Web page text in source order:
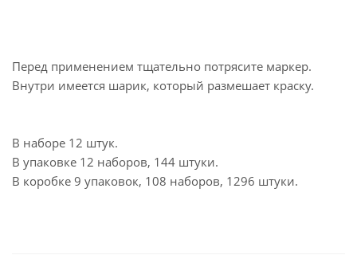
Перед применением тщательно потрясите маркер.
Внутри имеется шарик, который размешает краску.
В наборе 12 штук.
В упаковке 12 наборов, 144 штуки.
В коробке 9 упаковок, 108 наборов, 1296 штуки.